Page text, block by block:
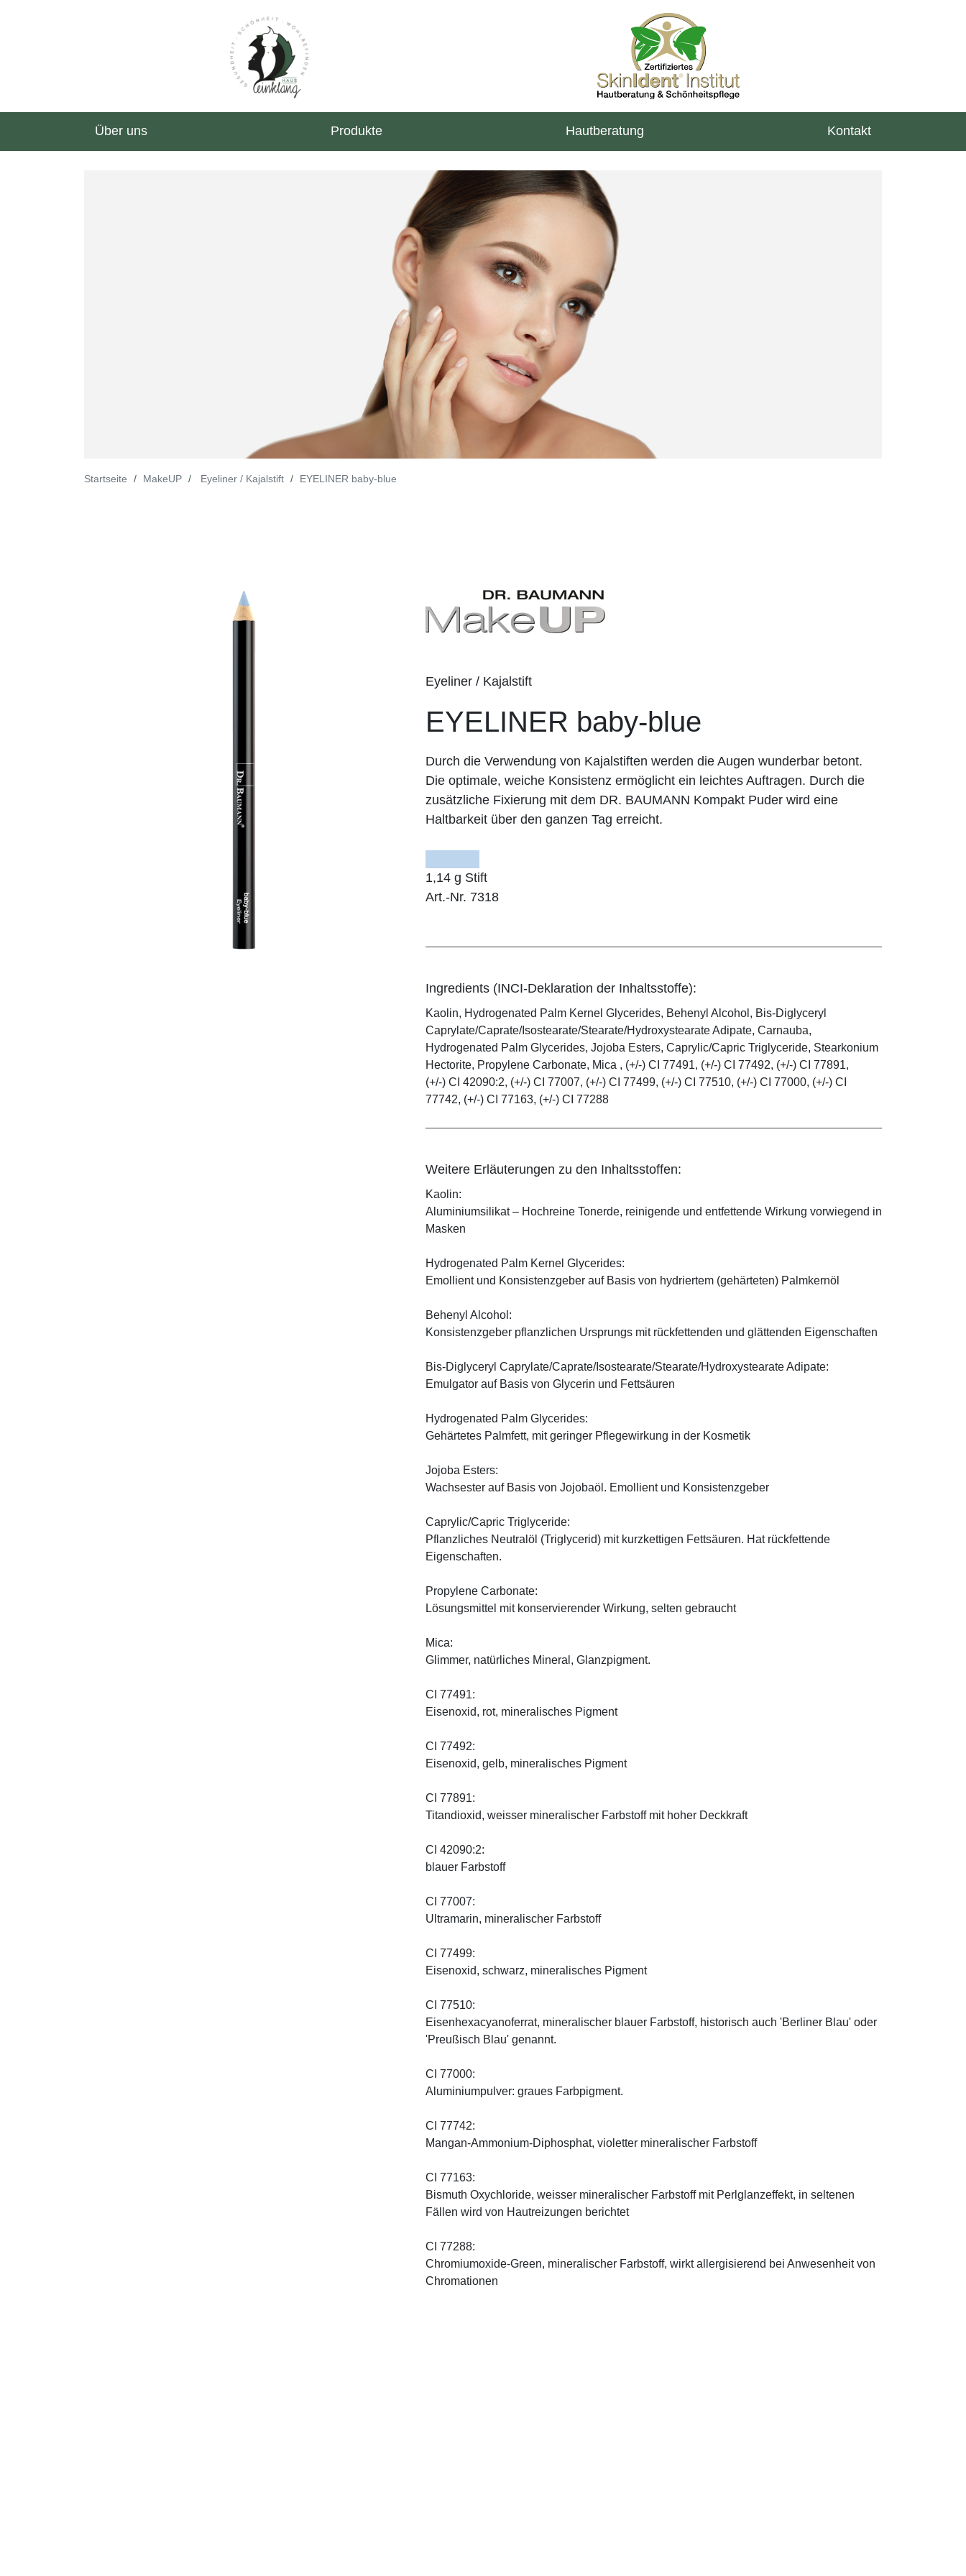
Über uns Produkte Hautberatung Kontakt
Startseite MakeUP Eyeliner / Kajalstift EYELINER baby-blue
Eyeliner / Kajalstift
EYELINER baby-blue
Durch die Verwendung von Kajalstiften werden die Augen wunderbar betont.
Die optimale, weiche Konsistenz ermöglicht ein leichtes Auftragen. Durch die
zusätzliche Fixierung mit dem DR. BAUMANN Kompakt Puder wird eine
Haltbarkeit über den ganzen Tag erreicht.
1,14 g Stift
Art.-Nr. 7318
Ingredients (INCI-Deklaration der Inhaltsstoffe):
Kaolin, Hydrogenated Palm Kernel Glycerides, Behenyl Alcohol, Bis-Diglyceryl
Caprylate/Caprate/Isostearate/Stearate/Hydroxystearate Adipate, Carnauba,
Hydrogenated Palm Glycerides, Jojoba Esters, Caprylic/Capric Triglyceride, Stearkonium
Hectorite, Propylene Carbonate, Mica , (+/-) CI 77491, (+/-) CI 77492, (+/-) CI 77891,
(+/-) CI 42090:2, (+/-) CI 77007, (+/-) CI 77499, (+/-) CI 77510, (+/-) CI 77000, (+/-) CI
77742, (+/-) CI 77163, (+/-) CI 77288
Weitere Erläuterungen zu den Inhaltsstoffen:
Kaolin:
Aluminiumsilikat – Hochreine Tonerde, reinigende und entfettende Wirkung vorwiegend in
Masken
Hydrogenated Palm Kernel Glycerides:
Emollient und Konsistenzgeber auf Basis von hydriertem (gehärteten) Palmkernöl
Behenyl Alcohol:
Konsistenzgeber pflanzlichen Ursprungs mit rückfettenden und glättenden Eigenschaften
Bis-Diglyceryl Caprylate/Caprate/Isostearate/Stearate/Hydroxystearate Adipate:
Emulgator auf Basis von Glycerin und Fettsäuren
Hydrogenated Palm Glycerides:
Gehärtetes Palmfett, mit geringer Pflegewirkung in der Kosmetik
Jojoba Esters:
Wachsester auf Basis von Jojobaöl. Emollient und Konsistenzgeber
Caprylic/Capric Triglyceride:
Pflanzliches Neutralöl (Triglycerid) mit kurzkettigen Fettsäuren. Hat rückfettende
Eigenschaften.
Propylene Carbonate:
Lösungsmittel mit konservierender Wirkung, selten gebraucht
Mica:
Glimmer, natürliches Mineral, Glanzpigment.
CI 77491:
Eisenoxid, rot, mineralisches Pigment
CI 77492:
Eisenoxid, gelb, mineralisches Pigment
CI 77891:
Titandioxid, weisser mineralischer Farbstoff mit hoher Deckkraft
CI 42090:2:
blauer Farbstoff
CI 77007:
Ultramarin, mineralischer Farbstoff
CI 77499:
Eisenoxid, schwarz, mineralisches Pigment
CI 77510:
Eisenhexacyanoferrat, mineralischer blauer Farbstoff, historisch auch 'Berliner Blau' oder
'Preußisch Blau' genannt.
CI 77000:
Aluminiumpulver: graues Farbpigment.
CI 77742:
Mangan-Ammonium-Diphosphat, violetter mineralischer Farbstoff
CI 77163:
Bismuth Oxychloride, weisser mineralischer Farbstoff mit Perlglanzeffekt, in seltenen
Fällen wird von Hautreizungen berichtet
CI 77288:
Chromiumoxide-Green, mineralischer ­Farbstoff, wirkt allergisierend bei Anwesenheit von
Chromationen